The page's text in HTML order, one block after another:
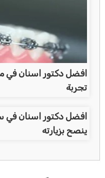
افضل دكتور اسنان
تجربة
افضل دكتور اسنان في
ينصح بزيارته